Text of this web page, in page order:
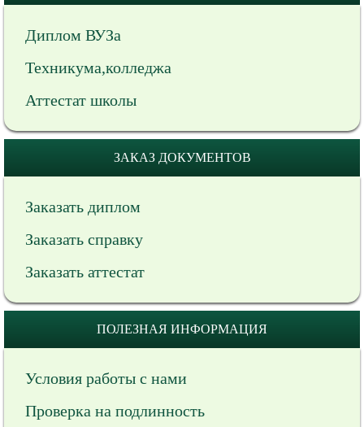
Диплом ВУЗа
Техникума,колледжа
Аттестат школы
ЗАКАЗ ДОКУМЕНТОВ
Заказать диплом
Заказать справку
Заказать аттестат
ПОЛЕЗНАЯ ИНФОРМАЦИЯ
Условия работы с нами
Проверка на подлинность